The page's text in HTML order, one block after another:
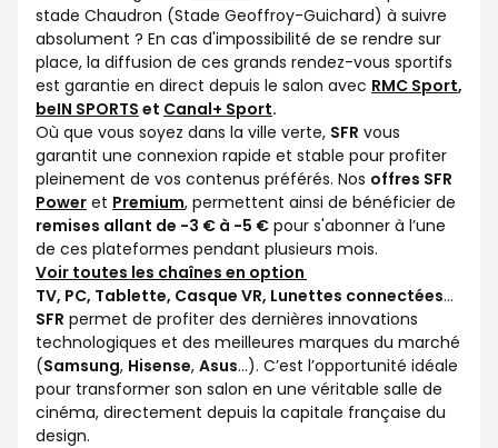
stade Chaudron (Stade Geoffroy-Guichard) à suivre
absolument ? En cas d'impossibilité de se rendre sur
place, la diffusion de ces grands rendez-vous sportifs
est garantie en direct depuis le salon avec RMC Sport,
beIN SPORTS et Canal+ Sport.
Où que vous soyez dans la ville verte, SFR vous
garantit une connexion rapide et stable pour profiter
pleinement de vos contenus préférés. Nos offres SFR
Power et Premium, permettent ainsi de bénéficier de
remises allant de -3 € à -5 € pour s'abonner à l’une
de ces plateformes pendant plusieurs mois.
Voir toutes les chaînes en option
TV, PC, Tablette, Casque VR, Lunettes connectées...
SFR permet de profiter des dernières innovations
technologiques et des meilleures marques du marché
(Samsung, Hisense, Asus...). C’est l’opportunité idéale
pour transformer son salon en une véritable salle de
cinéma, directement depuis la capitale française du
design.